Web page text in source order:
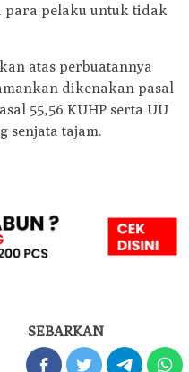
para pelaku untuk tidak
atas perbuatannya
dikenakan pasal
55,56 KUHP serta UU
senjata tajam.
SEBARKAN